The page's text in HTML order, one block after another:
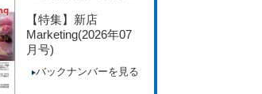
【特集】新店
Marketing(2026年07
月号)
バックナンバーを見る